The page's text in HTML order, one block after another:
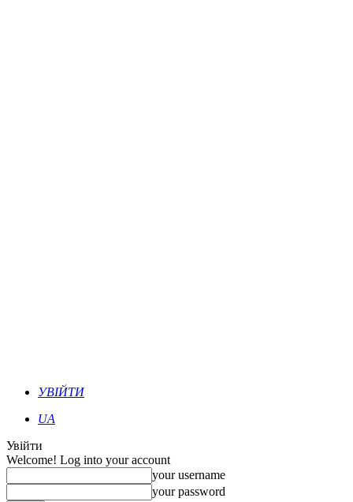
УВІЙТИ
UA
Увійти
Welcome! Log into your account
your username
your password